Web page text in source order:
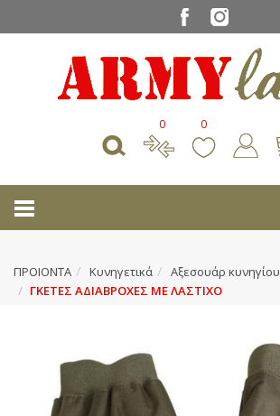
0 0
ΠΡΟΙΟΝΤΑ Κυνηγετικά
Αξεσουάρ κυνηγίου
ΓΚΕΤΕΣ ΑΔΙΑΒΡΟΧΕΣ ΜΕ ΛΑΣΤΙΧΟ